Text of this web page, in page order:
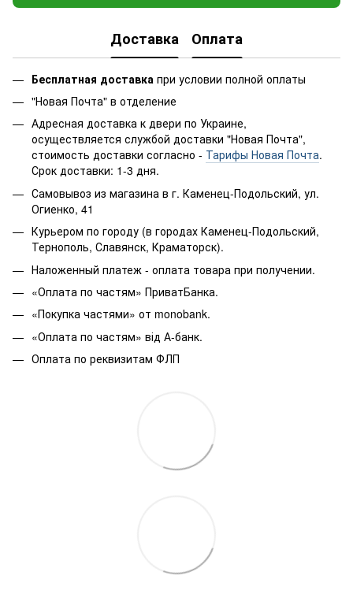
Доставка Оплата
Бесплатная доставка при условии полной оплаты
"Новая Почта" в отделение
Адресная доставка к двери по Украине,
осуществляется службой доставки "Новая Почта",
стоимость доставки согласно - Тарифы Новая Почта.
Срок доставки: 1-3 дня.
Самовывоз из магазина в г. Каменец-Подольский, ул.
Огиенко, 41
Курьером по городу (в городах Каменец-Подольский,
Тернополь, Славянск, Краматорск).
Наложенный платеж - оплата товара при получении.
«Оплата по частям» ПриватБанка.
«Покупка частями» от monobank.
«Оплата по частям» від А-банк.
Оплата по реквизитам ФЛП